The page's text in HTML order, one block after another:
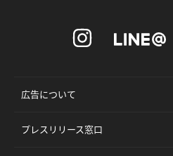
広告について
プレスリリース窓口